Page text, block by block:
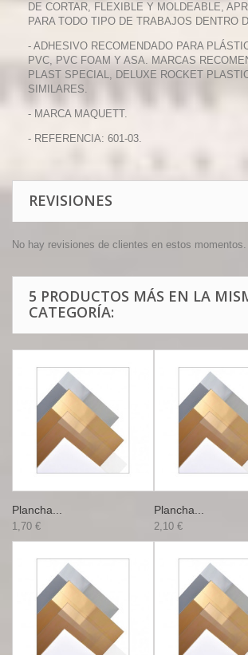
DE CORTAR, FLEXIBLE Y MOLDEABLE,
PARA TODO TIPO DE TRABAJOS DENTRO
- ADHESIVO RECOMENDADO PARA
PVC, PVC FOAM Y ASA. MARCAS
PLAST SPECIAL, DELUXE ROCKET
SIMILARES.
- MARCA MAQUETT.
- REFERENCIA: 601-03.
REVISIONES
No hay revisiones de clientes en estos momentos.
5 PRODUCTOS MÁS EN LA
CATEGORÍA:
Plancha...
1,70 €
Plancha...
2,10 €